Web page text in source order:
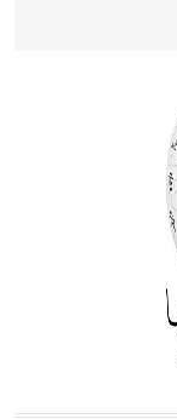
الرأس. ويعود
البحر ويتركب
الحمرة وهو